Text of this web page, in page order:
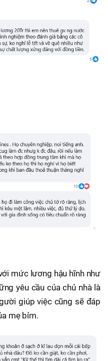
mức lương hậu hĩnh như
yêu cầu của chủ nhà là
giúp việc cũng sẽ đáp
mẹ bỉm.